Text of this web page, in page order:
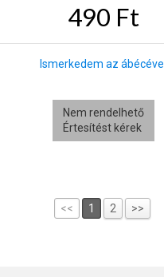
490 Ft
Ismerkedem az ábécével
Nem rendelhető
Értesítést kérek
<< 1 2 >>